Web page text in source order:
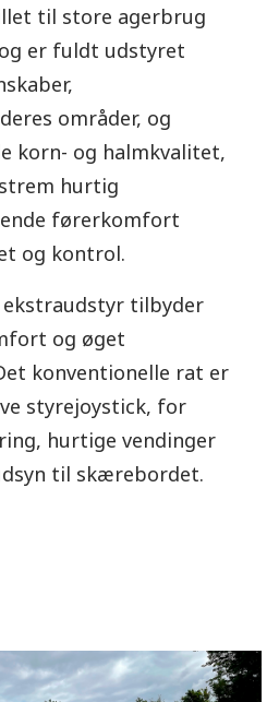
til store agerbrug
er fuldt udstyret
områder, og
korn- og halmkvalitet,
hurtig
førerkomfort
og kontrol.
ekstraudstyr tilbyder
og øget
konventionelle rat er
styrejoystick, for
hurtige vendinger
til skærebordet.